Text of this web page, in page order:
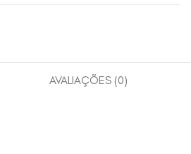
AVALIAÇÕES (0)